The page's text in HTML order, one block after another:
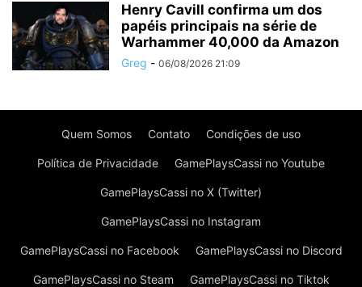
Henry Cavill confirma um dos
papéis principais na série de
Warhammer 40,000 da Amazon
Greg - 06/08/2026 21:09
Quem Somos Contato Condições de uso
Política de Privacidade GamePlaysCassi no Youtube
GamePlaysCassi no X (Twitter)
GamePlaysCassi no Instagram
GamePlaysCassi no Facebook GamePlaysCassi no Discord
GamePlaysCassi no Steam GamePlaysCassi no Tiktok